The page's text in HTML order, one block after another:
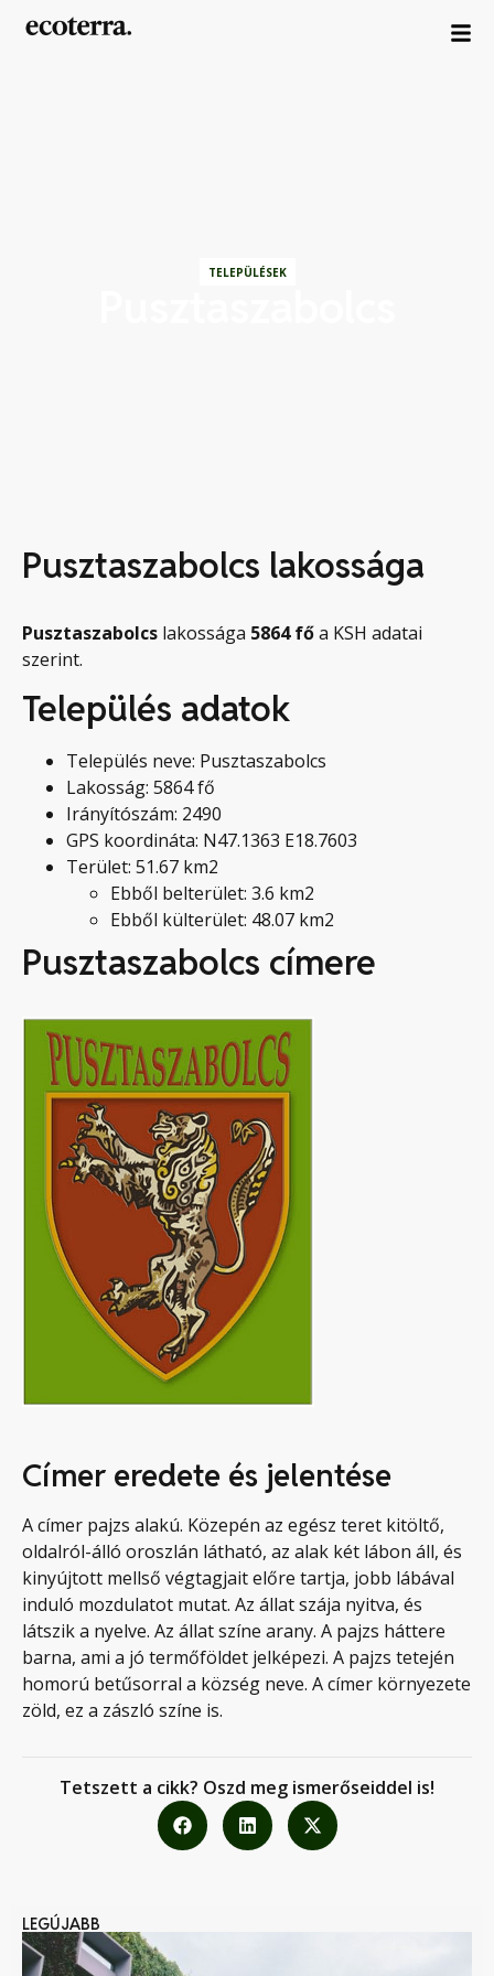
TELEPÜLÉSEK
Pusztaszabolcs lakossága
Pusztaszabolcs lakossága 5864 főa KSH adatai
szerint.
Település adatok
Település neve: Pusztaszabolcs
Lakosság: 5864 fő
Irányítószám: 2490
GPS koordináta: N47.1363 E18.7603
Terület: 51.67 km2
Ebből belterület: 3.6 km2
Ebből külterület: 48.07 km2
Pusztaszabolcs címere
Címer eredete és jelentése
A címer pajzs alakú. Közepén az egész teret kitöltő,
oldalról-álló oroszlán látható, az alak két lábon áll, és
kinyújtott mellső végtagjait előre tartja, jobb lábával
induló mozdulatot mutat. Az állat szája nyitva, és
látszik a nyelve. Az állat színe arany. A pajzs háttere
barna, ami a jó termőföldet jelképezi. A pajzs tetején
homorú betűsorral a község neve. A címer környezete
zöld, ez a zászló színe is.
Tetszett a cikk? Oszd meg ismerőseiddel is!
LEGÚJABB